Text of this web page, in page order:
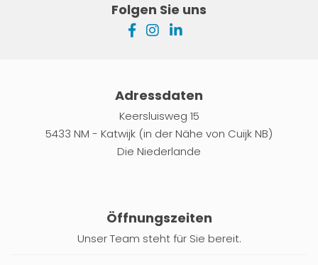
Folgen Sie uns
Adressdaten
Keersluisweg 15
5433 NM - Katwijk (in der Nähe von Cuijk NB)
Die Niederlande
Öffnungszeiten
Unser Team steht für Sie bereit.